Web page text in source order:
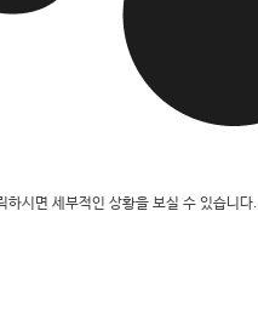
하시면 세부적인 상황을 보실 수 있습니다.